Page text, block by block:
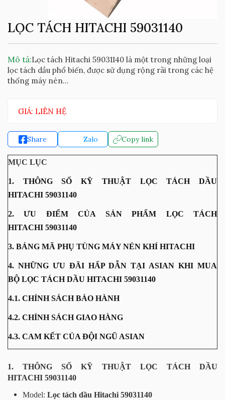
LỌC TÁCH HITACHI 59031140
Mô tả:Lọc tách Hitachi 59031140 là một trong những loại
lọc tách dầu phổ biến, được sử dụng rộng rãi trong các hệ
thống máy nén...
GIÁ: LIÊN HỆ
Share Zalo Copy link
MỤC LỤC
1. THÔNG SỐ KỸ THUẬT LỌC TÁCH DẦU
HITACHI 59031140
2. ƯU ĐIỂM CỦA SẢN PHẨM LỌC TÁCH
HITACHI 59031140
3. BẢNG MÃ PHỤ TÙNG MÁY NÉN KHÍ HITACHI
4. NHỮNG ƯU ĐÃI HẤP DẪN TẠI ASIAN KHI MUA
BỘ LỌC TÁCH DẦU HITACHI 59031140
4.1. CHÍNH SÁCH BẢO HÀNH
4.2. CHÍNH SÁCH GIAO HÀNG
4.3. CAM KẾT CỦA ĐỘI NGŨ ASIAN
1. THÔNG SỐ KỸ THUẬT LỌC TÁCH DẦU
HITACHI 59031140
Model: Lọc tách dầu Hitachi 59031140